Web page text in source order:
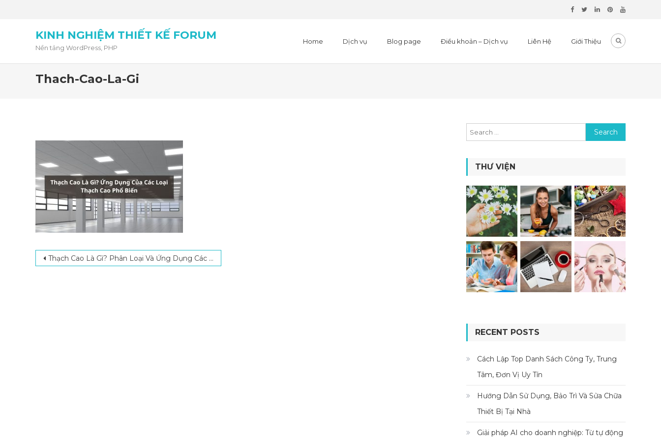
KINH NGHIỆM THIẾT KẾ FORUM
Nền tảng WordPress, PHP
Home Dịch vụ Blog page Điều khoản – Dịch vụ Liên Hệ Giới Thiệu
Thach-Cao-La-Gi
Post navigation
Thạch Cao Là Gì? Phân Loại Và Ứng Dụng Các Loại Thạch Cao Phổ Biến
Search for:
THƯ VIỆN
RECENT POSTS
Cách Lập Top Danh Sách Công Ty, Trung
Tâm, Đơn Vị Uy Tín
Hướng Dẫn Sử Dụng, Bảo Trì Và Sửa Chữa
Thiết Bị Tại Nhà
Giải pháp AI cho doanh nghiệp: Từ tự động